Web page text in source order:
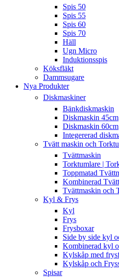
Spis 50
Spis 55
Spis 60
Spis 70
Häll
Ugn Micro
Induktionsspis
Köksfläkt
Dammsugare
Nya Produkter
Diskmaskiner
Bänkdiskmaskin
Diskmaskin 45cm
Diskmaskin 60cm
Integererad
Tvätt maskin och
Tvättmaskin
Torktumlare |
Toppmatad
Kombinerad
Tvättmaskin och
Kyl & Frys
Kyl
Frys
Frysboxar
Side by side kyl
Kombinerad kyl
Kylskåp med
Kylskåp och
Spisar